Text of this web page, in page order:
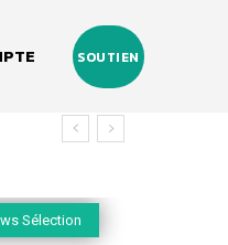
SOUTIEN
Sélection